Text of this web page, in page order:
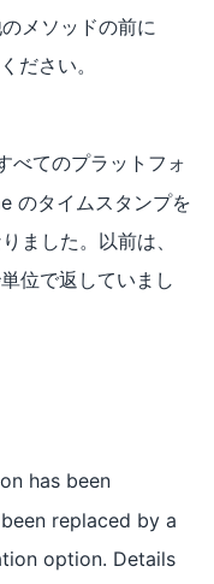
メソッドの前に
ださい。
べてのプラットフォ
のタイムスタンプを
ました。以前は、
位で返していまし
has been
replaced by a
option. Details